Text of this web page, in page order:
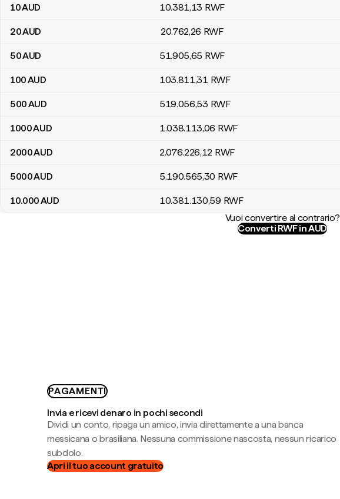
10AUD 10.381,13 RWF
20AUD 20.762,26 RWF
50AUD 51.905,65 RWF
100AUD 103.811,31 RWF
500AUD 519.056,53 RWF
1000AUD 1.038.113,06 RWF
2000AUD 2.076.226,12 RWF
5000AUD 5.190.565,30 RWF
10.000AUD 10.381.130,59 RWF
Vuoi convertire al contrario?
Converti RWF in AUD
PAGAMENTI
Invia e ricevi denaro in pochi secondi
Dividi un conto, ripaga un amico, invia direttamente a una banca
messicana o brasiliana. Nessuna commissione nascosta, nessun ricarico
subdolo.
Apri il tuo account gratuito